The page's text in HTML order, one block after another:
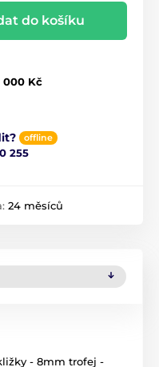
do košíku
000 Kč
offline
255
24 měsíců
- 8mm trofej -